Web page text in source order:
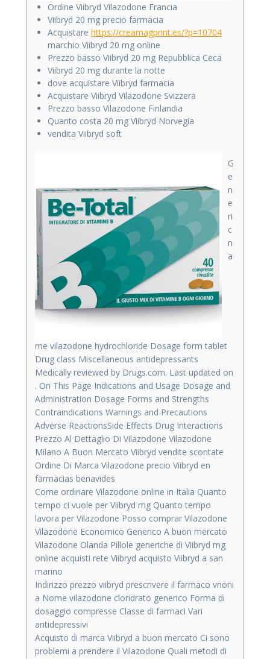
Ordine Viibryd Vilazodone Francia
Viibryd 20 mg precio farmacia
Acquistare https://creamagprint.es/?p=10704
marchio Viibryd 20 mg online
Prezzo basso Viibryd 20 mg Repubblica Ceca
Viibryd 20 mg durante la notte
dove acquistare Viibryd farmacia
Acquistare Viibryd Vilazodone Svizzera
Prezzo basso Vilazodone Finlandia
Quanto costa 20 mg Viibryd Norvegia
vendita Viibryd soft
G
e
n
e
ri
c
n
a
me vilazodone hydrochloride Dosage form tablet
Drug class Miscellaneous antidepressants
Medically reviewed by Drugs.com. Last updated on
. On This Page Indications and Usage Dosage and
Administration Dosage Forms and Strengths
Contraindications Warnings and Precautions
Adverse ReactionsSide Effects Drug Interactions
Prezzo Al Dettaglio Di Vilazodone Vilazodone
Milano A Buon Mercato Viibryd vendite scontate
Ordine Di Marca Vilazodone precio Viibryd en
farmacias benavides
Come ordinare Vilazodone online in Italia Quanto
tempo ci vuole per Viibryd mg Quanto tempo
lavora per Vilazodone Posso comprar Vilazodone
Vilazodone Economico Generico A buon mercato
Vilazodone Olanda Pillole generiche di Viibryd mg
online acquisti rete Viibryd acquisto Viibryd a san
marino
Indirizzo prezzo viibryd prescrivere il farmaco vnoni
a Nome vilazodone cloridrato generico Forma di
dosaggio compresse Classe di farmaci Vari
antidepressivi
Acquisto di marca Viibryd a buon mercato Ci sono
problemi a prendere il Vilazodone Quali metodi di